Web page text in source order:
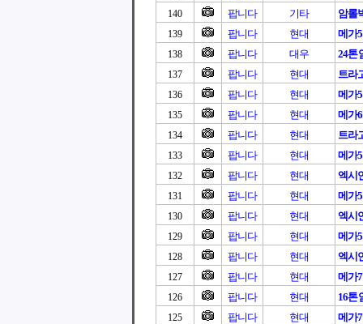
140 팝니다 기타 암롤
139 팝니다 현대 메가
138 팝니다 대우 24톤
137 팝니다 현대 트라
136 팝니다 현대 메가
135 팝니다 현대 메가
134 팝니다 현대 트라
133 팝니다 현대 메가
132 팝니다 현대 엑시
131 팝니다 현대 메가
130 팝니다 현대 엑시
129 팝니다 현대 메가
128 팝니다 현대 엑시
127 팝니다 현대 메가
126 팝니다 현대 16톤
125 팝니다 현대 메가